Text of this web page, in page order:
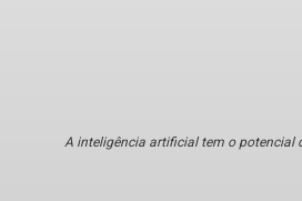
A inteligência artificial tem o potencial